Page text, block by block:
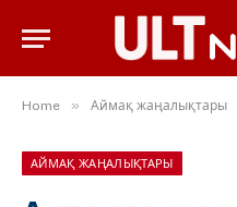
Home » Аймақ жаңалықтары
АЙМАҚ ЖАҢАЛЫҚТАРЫ